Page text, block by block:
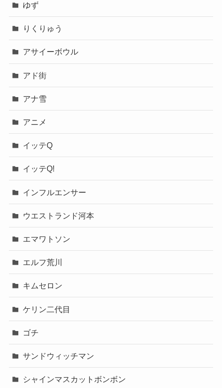
ゆず
りくりゅう
アサイーボウル
アド街
アナ雪
アニメ
イッテQ
イッテQ!
インフルエンサー
ウエストランド河本
エマワトソン
エルフ荒川
キムセロン
ケリン二代目
ゴチ
サンドウィッチマン
シャインマスカットボンボン